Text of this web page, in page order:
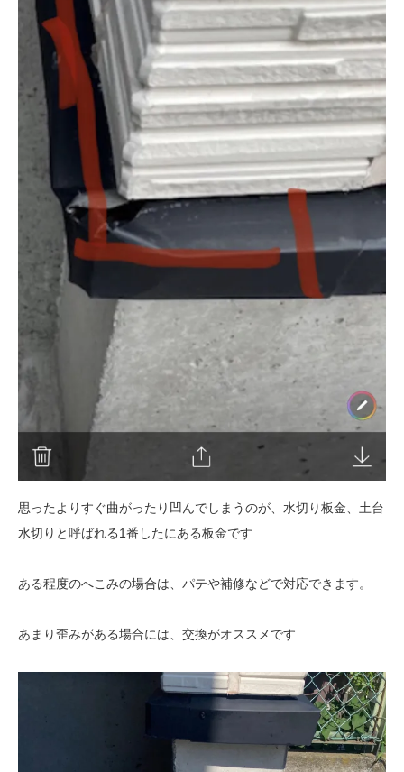
思ったよりすぐ曲がったり凹んでしまうのが、水切り板金、土台
水切りと呼ばれる1番したにある板金です
ある程度のへこみの場合は、パテや補修などで対応できます。
あまり歪みがある場合には、交換がオススメです